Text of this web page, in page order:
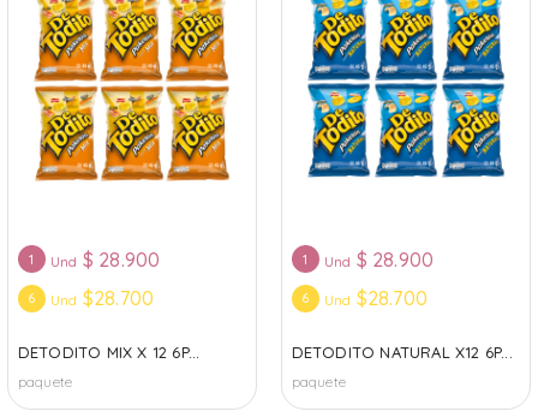
1 Und $ 28.900
6 Und $28.700
DETODITO MIX X 12 6P...
paquete
1 Und $ 28.900
6 Und $28.700
DETODITO NATURAL X12 6P...
paquete